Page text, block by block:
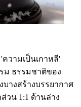
วามเป็นเกาหลี'
ม ธรรมชาติของ
บางสร้างบรรยากาศ
วน 1:1 ด้านล่าง